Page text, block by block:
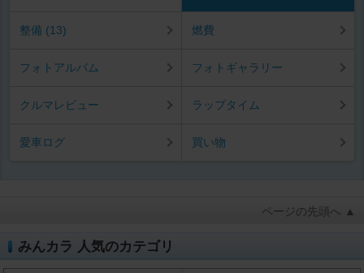
整備 (13) 燃費
フォトアルバム フォトギャラリー
クルマレビュー ラップタイム
愛車ログ 買い物
ページの先頭へ ▲
みんカラ 人気のカテゴリ